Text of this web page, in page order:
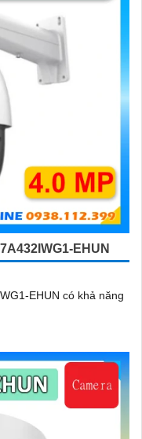
EHUN
EHUN có khả năng